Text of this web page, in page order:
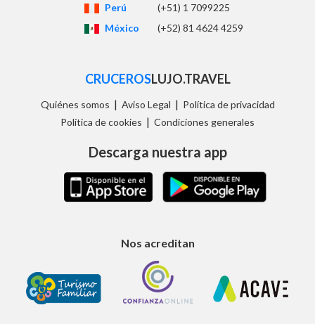
Perú
(+51) 1 7099225
México
(+52) 81 4624 4259
CRUCEROSLUJO.TRAVEL
Quiénes somos | Aviso Legal | Política de privacidad
Política de cookies | Condiciones generales
Descarga nuestra app
Nos acreditan